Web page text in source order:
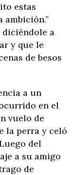
estas
diciéndole a
y que le
de besos
a un
en el
vuelo de
la perra y celó
del
a su amigo
de